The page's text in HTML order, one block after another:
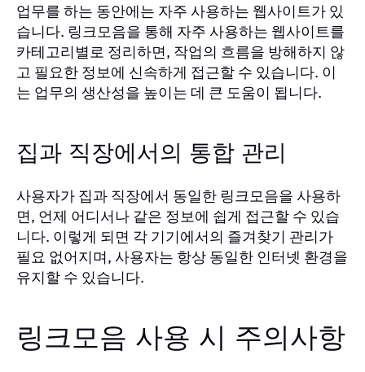
업무를 하는 동안에는 자주 사용하는 웹사이트가 있
습니다. 링크모음을 통해 자주 사용하는 웹사이트를
카테고리별로 정리하면, 작업의 흐름을 방해하지 않
고 필요한 정보에 신속하게 접근할 수 있습니다. 이
는 업무의 생산성을 높이는 데 큰 도움이 됩니다.
집과 직장에서의 통합 관리
사용자가 집과 직장에서 동일한 링크모음을 사용하
면, 언제 어디서나 같은 정보에 쉽게 접근할 수 있습
니다. 이렇게 되면 각 기기에서의 즐겨찾기 관리가
필요 없어지며, 사용자는 항상 동일한 인터넷 환경을
유지할 수 있습니다.
링크모음 사용 시 주의사항